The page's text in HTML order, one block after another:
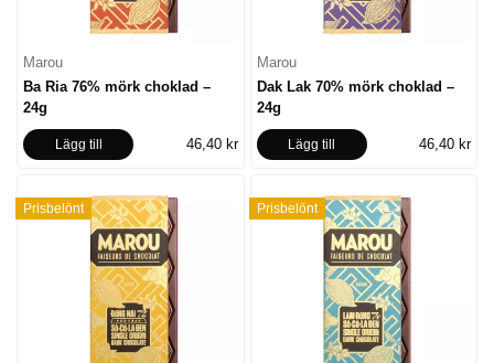
Marou
Ba Ria 76% mörk choklad –
24g
Lägg till 46,40 kr
Marou
Dak Lak 70% mörk choklad –
24g
Lägg till 46,40 kr
Prisbelönt Prisbelönt